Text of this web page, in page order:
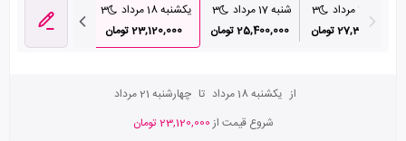
3
27,300,000 تومان
شنبه 17 مرداد
3
25,400,000 تومان
یکشنبه 18 مرداد
3
23,120,000 تومان
دوشنبه 19 مرداد
25,900,000 تومان
از یکشنبه 18 مرداد تا چهارشنبه 21 مرداد
شروع قیمت از23,120,000 تومان